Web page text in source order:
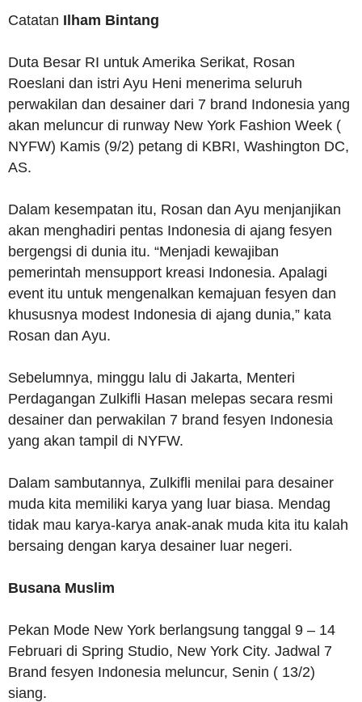
Catatan Ilham Bintang
Duta Besar RI untuk Amerika Serikat, Rosan
Roeslani dan istri Ayu Heni menerima seluruh
perwakilan dan desainer dari 7 brand Indonesia yang
akan meluncur di runway New York Fashion Week (
NYFW) Kamis (9/2) petang di KBRI, Washington DC,
AS.
Dalam kesempatan itu, Rosan dan Ayu menjanjikan
akan menghadiri pentas Indonesia di ajang fesyen
bergengsi di dunia itu. “Menjadi kewajiban
pemerintah mensupport kreasi Indonesia. Apalagi
event itu untuk mengenalkan kemajuan fesyen dan
khususnya modest Indonesia di ajang dunia,” kata
Rosan dan Ayu.
Sebelumnya, minggu lalu di Jakarta, Menteri
Perdagangan Zulkifli Hasan melepas secara resmi
desainer dan perwakilan 7 brand fesyen Indonesia
yang akan tampil di NYFW.
Dalam sambutannya, Zulkifli menilai para desainer
muda kita memiliki karya yang luar biasa. Mendag
tidak mau karya-karya anak-anak muda kita itu kalah
bersaing dengan karya desainer luar negeri.
Busana Muslim
Pekan Mode New York berlangsung tanggal 9 – 14
Februari di Spring Studio, New York City. Jadwal 7
Brand fesyen Indonesia meluncur, Senin ( 13/2)
siang.